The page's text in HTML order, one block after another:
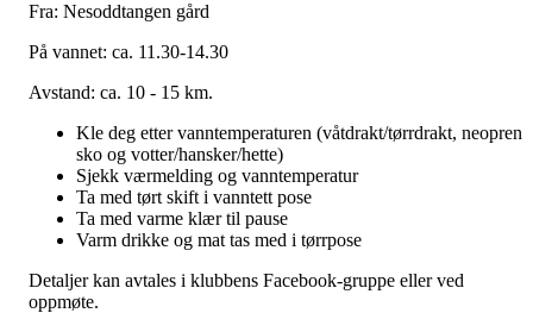
Fra: Nesoddtangen gård
På vannet: ca. 11.30-14.30
Avstand: ca. 10 - 15 km.
Kle deg etter vanntemperaturen (våtdrakt/tørrdrakt, neopren
sko og votter/hansker/hette)
Sjekk værmelding og vanntemperatur
Ta med tørt skift i vanntett pose
Ta med varme klær til pause
Varm drikke og mat tas med i tørrpose
Detaljer kan avtales i klubbens Facebook-gruppe eller ved
oppmøte.